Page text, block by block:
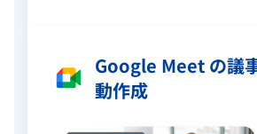
Google Meet の議
動作成